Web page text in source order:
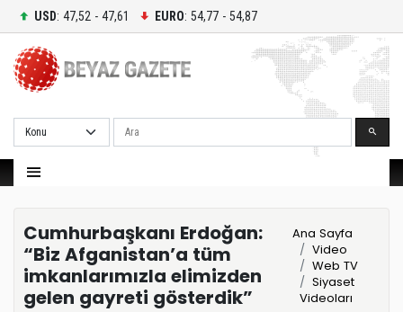
USD: 47,52 - 47,61 EURO: 54,77 - 54,87
Ara
Cumhurbaşkanı Erdoğan:
“Biz Afganistan’a tüm
imkanlarımızla elimizden
gelen gayreti gösterdik”
Ana Sayfa
Video
Web TV
Siyaset
Videoları